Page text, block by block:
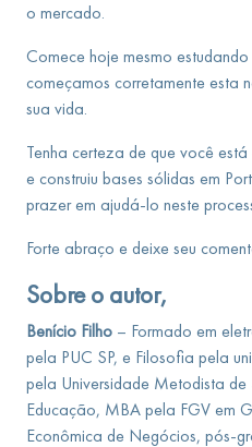
o mercado.
Comece hoje mesmo
começamos corretamente esta
sua vida.
Tenha certeza de que você
e construiu bases sólidas em
prazer em ajudá-lo neste
Forte abraço e deixe seu
Sobre o autor,
Benício Filho – Formado em
pela PUC SP, e Filosofia pela
pela Universidade Metodista
Educação, MBA pela FGV em
Econômica de Negócios, pós-